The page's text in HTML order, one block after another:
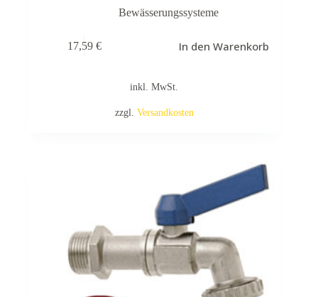
Bewässerungssysteme
17,59 € In den Warenkorb
inkl. MwSt.
zzgl. Versandkosten